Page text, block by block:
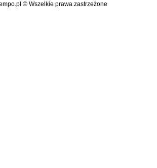
© Wszelkie prawa zastrzeżone